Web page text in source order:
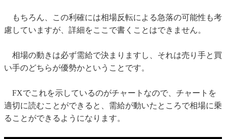
もちろん、この利確には相場反転による急落の可能性も考
慮していますが、詳細をここで書くことはできません。
相場の動きは必ず需給で決まりますし、それは売り手と買
い手のどちらが優勢かということです。
FXでこれを示しているのがチャートなので、チャートを
適切に読むことができると、需給が動いたところで相場に乗
ることができるようになります。